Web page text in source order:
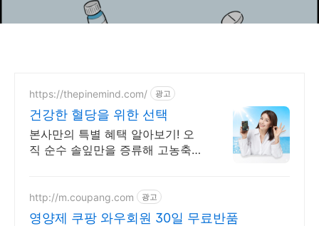
https://thepinemind.com/ 광고
건강한 혈당을 위한 선택
본사만의 특별 혜택 알아보기! 오
직 순수 솔잎만을 증류해 고농축
http://m.coupang.com 광고
영양제 쿠팡 와우회원 30일 무료반품